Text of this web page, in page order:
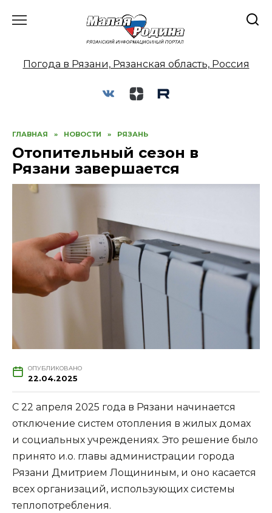
Погода в Рязани, Рязанская область, Россия
ГЛАВНАЯ » НОВОСТИ » РЯЗАНЬ
Отопительный сезон в
Рязани завершается
ОПУБЛИКОВАНО
22.04.2025
С 22 апреля 2025 года в Рязани начинается
отключение систем отопления в жилых домах
и социальных учреждениях. Это решение было
принято и.о. главы администрации города
Рязани Дмитрием Лощининым, и оно касается
всех организаций, использующих системы
теплопотребления.